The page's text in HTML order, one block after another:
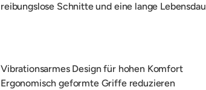
reibungslose Schnitte und eine lange
Vibrationsarmes Design für hohen Komfort
Ergonomisch geformte Griffe reduzieren